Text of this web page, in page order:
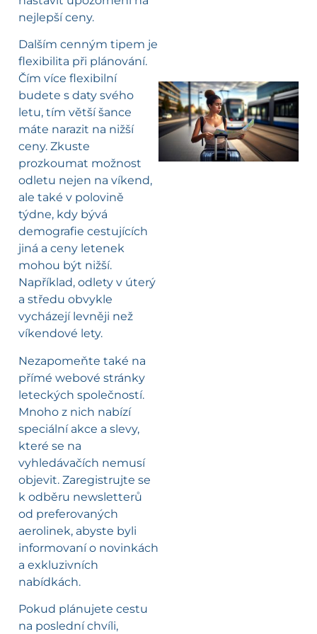
nejlepší ceny.
Dalším cenným tipem je
flexibilita při plánování.
Čím více flexibilní
budete s daty svého
letu, tím větší šance
máte narazit na nižší
ceny. Zkuste
prozkoumat možnost
odletu nejen na víkend,
ale také v polovině
týdne, kdy bývá
demografie cestujících
jiná a ceny letenek
mohou být nižší.
Například, odlety v úterý
a středu obvykle
vycházejí levněji než
víkendové lety.
Nezapomeňte také na
přímé webové stránky
leteckých společností.
Mnoho z nich nabízí
speciální akce a slevy,
které se na
vyhledávačích nemusí
objevit. Zaregistrujte se
k odběru newsletterů
od preferovaných
aerolinek, abyste byli
informovaní o novinkách
a exkluzivních
nabídkách.
Pokud plánujete cestu
na poslední chvíli,